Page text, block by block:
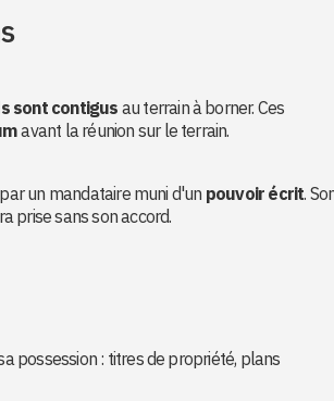
sont contigusau terrain à borner. Ces
avant la réunion sur le terrain.
un mandataire muni d'un pouvoir écrit.
prise sans son accord.
possession : titres de propriété, plans